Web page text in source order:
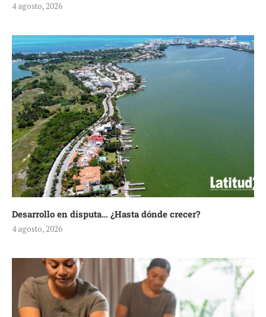
4 agosto, 2026
Desarrollo en disputa… ¿Hasta dónde crecer?
4 agosto, 2026